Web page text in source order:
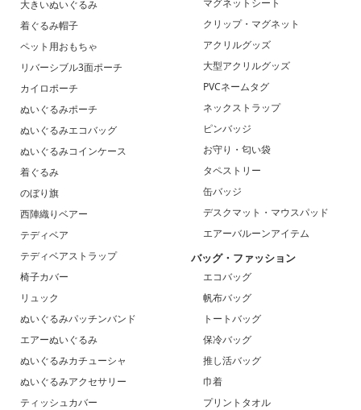
大きいぬいぐるみ
着ぐるみ帽子
ペット用おもちゃ
リバーシブル3面ポーチ
カイロポーチ
ぬいぐるみポーチ
ぬいぐるみエコバッグ
ぬいぐるみコインケース
着ぐるみ
のぼり旗
西陣織りベアー
テディベア
テディベアストラップ
椅子カバー
リュック
ぬいぐるみパッチンバンド
エアーぬいぐるみ
ぬいぐるみカチューシャ
ぬいぐるみアクセサリー
ティッシュカバー
クリップ・マグネット
アクリルグッズ
大型アクリルグッズ
PVCネームタグ
ネックストラップ
ピンバッジ
お守り・匂い袋
タペストリー
缶バッジ
デスクマット・マウスパッド
エアーバルーンアイテム
バッグ・ファッション
エコバッグ
帆布バッグ
トートバッグ
保冷バッグ
推し活バッグ
巾着
プリントタオル